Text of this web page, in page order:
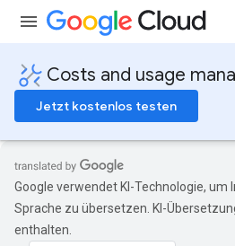
Costs and usage
Jetzt kostenlos testen
Google verwendet KI-Technologie, um
Sprache zu übersetzen. KI-
enthalten.